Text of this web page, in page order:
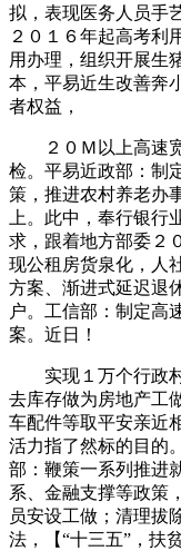
拟，表现医务人员手
２０１６年起高考利
用办理，组织开展生
本，平易近生改善奔
者权益，
２０Ｍ以上高速宽
检。平易近政部：制
策，推进农村养老办
上。此中，奉行银
求，跟着地方部委２
现公租房货泉化，人
方案、渐进式延迟退
户。工信部：制定高
案。近日！
实现１万个行政村
去库存做为房地产工
车配件等取平安亲近
活力指了然标的目的
部：鞭策一系列推进
系、金融支撑等政策
员安设工做；清理拔
法，【“十三五”，扶